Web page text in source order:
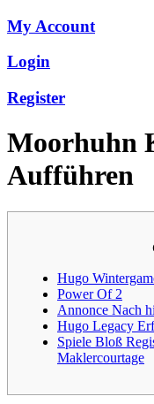
My Account
Login
Register
Moorhuhn
Aufführen
Hugo
Power Of 2
Annonce Nach
Hugo Legacy
Spiele Bloß
Maklercourtage